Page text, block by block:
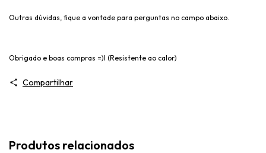
Outras dúvidas, fique a vontade para perguntas no campo abaixo.
Obrigado e boas compras =)l (Resistente ao calor)
Compartilhar
Produtos relacionados